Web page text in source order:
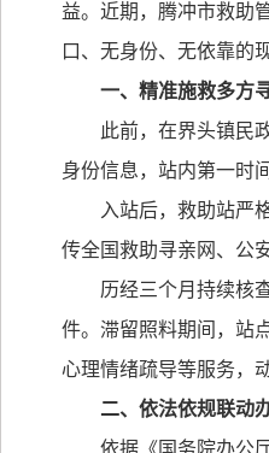
益。近期，腾冲市救助
口、无身份、无依靠的
一、精准施救多方
此前，在界头镇民
身份信息，站内第一时
入站后，救助站严
传全国救助寻亲网、公
历经三个月持续核
件。滞留照料期间，站
心理情绪疏导等服务，
二、依法依规联动
依据《国务院办公